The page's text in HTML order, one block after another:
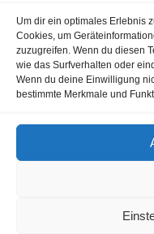
Um dir ein optimales Erlebnis
Cookies, um
zuzugreifen. Wenn du diesen
wie das Surfverhalten oder
Wenn du deine Einwilligung
bestimmte Merkmale und
Karriere
Impressum
Datenschutzerklärung
Cookie-Richtlinie (EU)
office@sab-